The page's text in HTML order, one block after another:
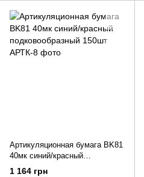
Артикуляционная бумага BK81
40мк синий/красный
подковообразный 150шт
1 164 грн